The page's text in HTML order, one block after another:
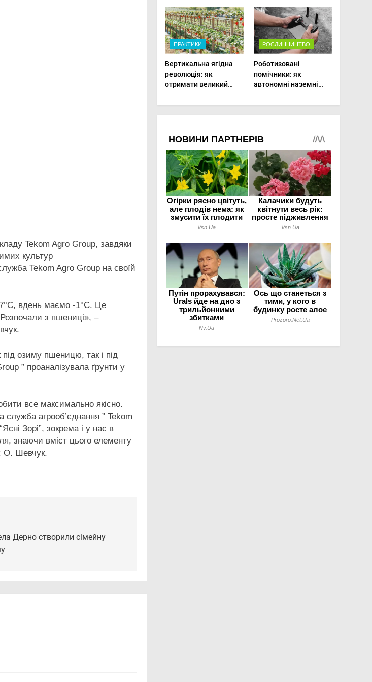
Tekom Agro Group, завдяки
культур
Tekom Agro Group на своїй
7°С, вдень маємо -1°С. Це
з пшениці», –
озиму пшеницю, так і під
” проаналізувала ґрунти у
все максимально якісно.
агрооб’єднання ” Tekom
Зорі”, зокрема і у нас в
знаючи вміст цього елементу
О. Шевчук.
Дерно створили сімейну
господарствах
ПРАКТИКИ
Вертикальна ягідна
революція: як
отримати великий
мінімальній площі
РОСЛИННИЦТВО
Роботизовані
помічники: як
автономні наземні
догляд за органічними
овочами